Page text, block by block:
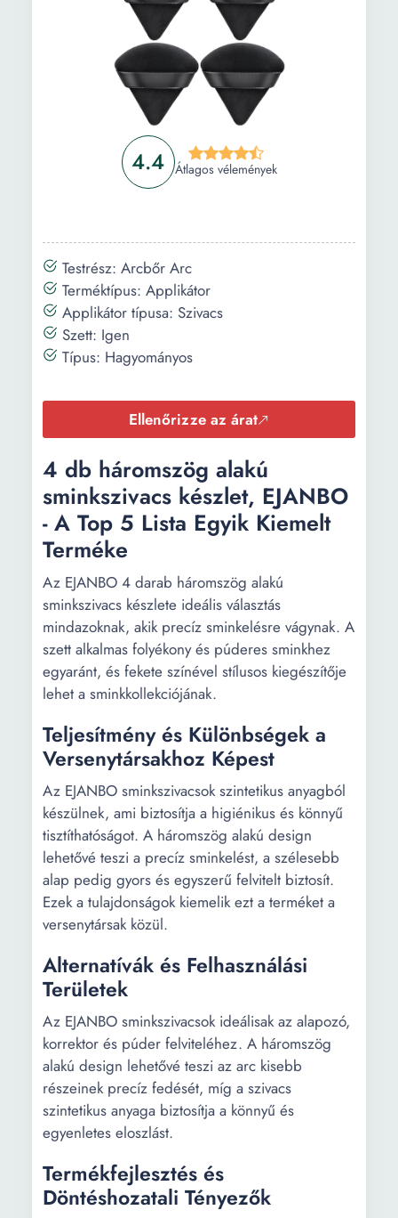
4.4 Átlagos vélemények
Testrész: Arcbőr Arc
Terméktípus: Applikátor
Applikátor típusa: Szivacs
Szett: Igen
Típus: Hagyományos
Ellenőrizze az árat
4 db háromszög alakú
sminkszivacs készlet, EJANBO
- A Top 5 Lista Egyik Kiemelt
Terméke
Az EJANBO 4 darab háromszög alakú
sminkszivacs készlete ideális választás
mindazoknak, akik precíz sminkelésre vágynak. A
szett alkalmas folyékony és púderes sminkhez
egyaránt, és fekete színével stílusos kiegészítője
lehet a sminkkollekciójának.
Teljesítmény és Különbségek a
Versenytársakhoz Képest
Az EJANBO sminkszivacsok szintetikus anyagból
készülnek, ami biztosítja a higiénikus és könnyű
tisztíthatóságot. A háromszög alakú design
lehetővé teszi a precíz sminkelést, a szélesebb
alap pedig gyors és egyszerű felvitelt biztosít.
Ezek a tulajdonságok kiemelik ezt a terméket a
versenytársak közül.
Alternatívák és Felhasználási
Területek
Az EJANBO sminkszivacsok ideálisak az alapozó,
korrektor és púder felviteléhez. A háromszög
alakú design lehetővé teszi az arc kisebb
részeinek precíz fedését, míg a szivacs
szintetikus anyaga biztosítja a könnyű és
egyenletes eloszlást.
Termékfejlesztés és
Döntéshozatali Tényezők